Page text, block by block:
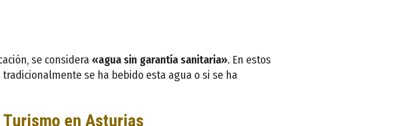
se considera «agua sin garantía sanitaria». En estos
se ha bebido esta agua o si se ha